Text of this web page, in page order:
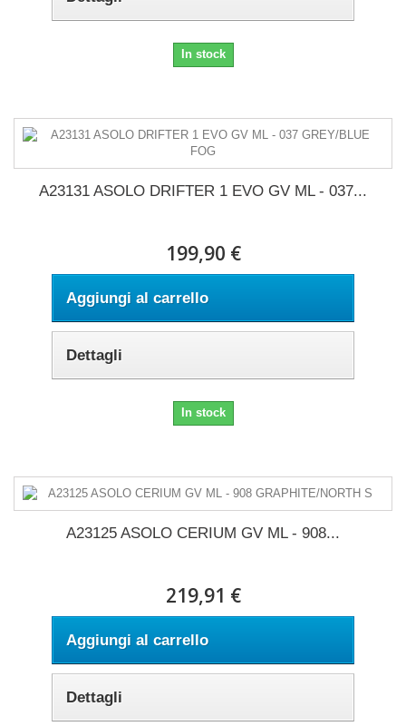
In stock
A23131 ASOLO DRIFTER 1 EVO GV ML - 037...
199,90 €
Aggiungi al carrello
Dettagli
In stock
A23125 ASOLO CERIUM GV ML - 908...
219,91 €
Aggiungi al carrello
Dettagli